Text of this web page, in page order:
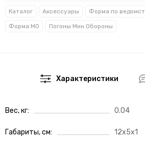
Каталог Аксессуары Форма по
Форма МО Погоны Мин.Обороны
Характеристики
Вес, кг 0.04
Габариты, см 12x5x1